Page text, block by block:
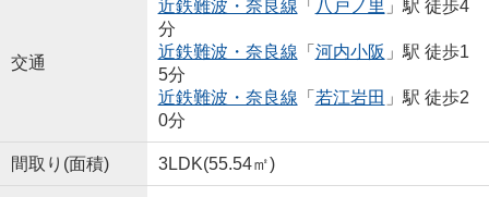
交通
近鉄難波・奈良線 「 八戸ノ里 」駅 徒歩4
分
近鉄難波・奈良線 「 河内小阪 」駅 徒歩1
5分
近鉄難波・奈良線 「 若江岩田 」駅 徒歩2
0分
間取り(面積) 3LDK(55.54㎡)